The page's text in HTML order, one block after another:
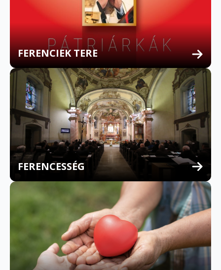
FERENCIEK TERE
FERENCESSÉG
MULTILINGUAL CONFESSION